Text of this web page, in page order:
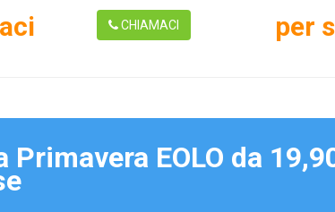
CHIAMACI per
Primavera EOLO da